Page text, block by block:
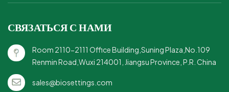
любого мероприятия.
предотвращает
комплект входят
соответствующие
СВЯЗАТЬСЯ С НАМИ
Room 2110-2111 Office Building,Suning Plaza,No.109
Renmin Road,Wuxi 214001, Jiangsu Province, P.R. China
sales@biosettings.com